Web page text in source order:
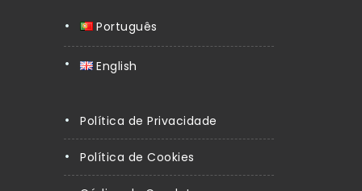
Português
English
Política de Privacidade
Política de Cookies